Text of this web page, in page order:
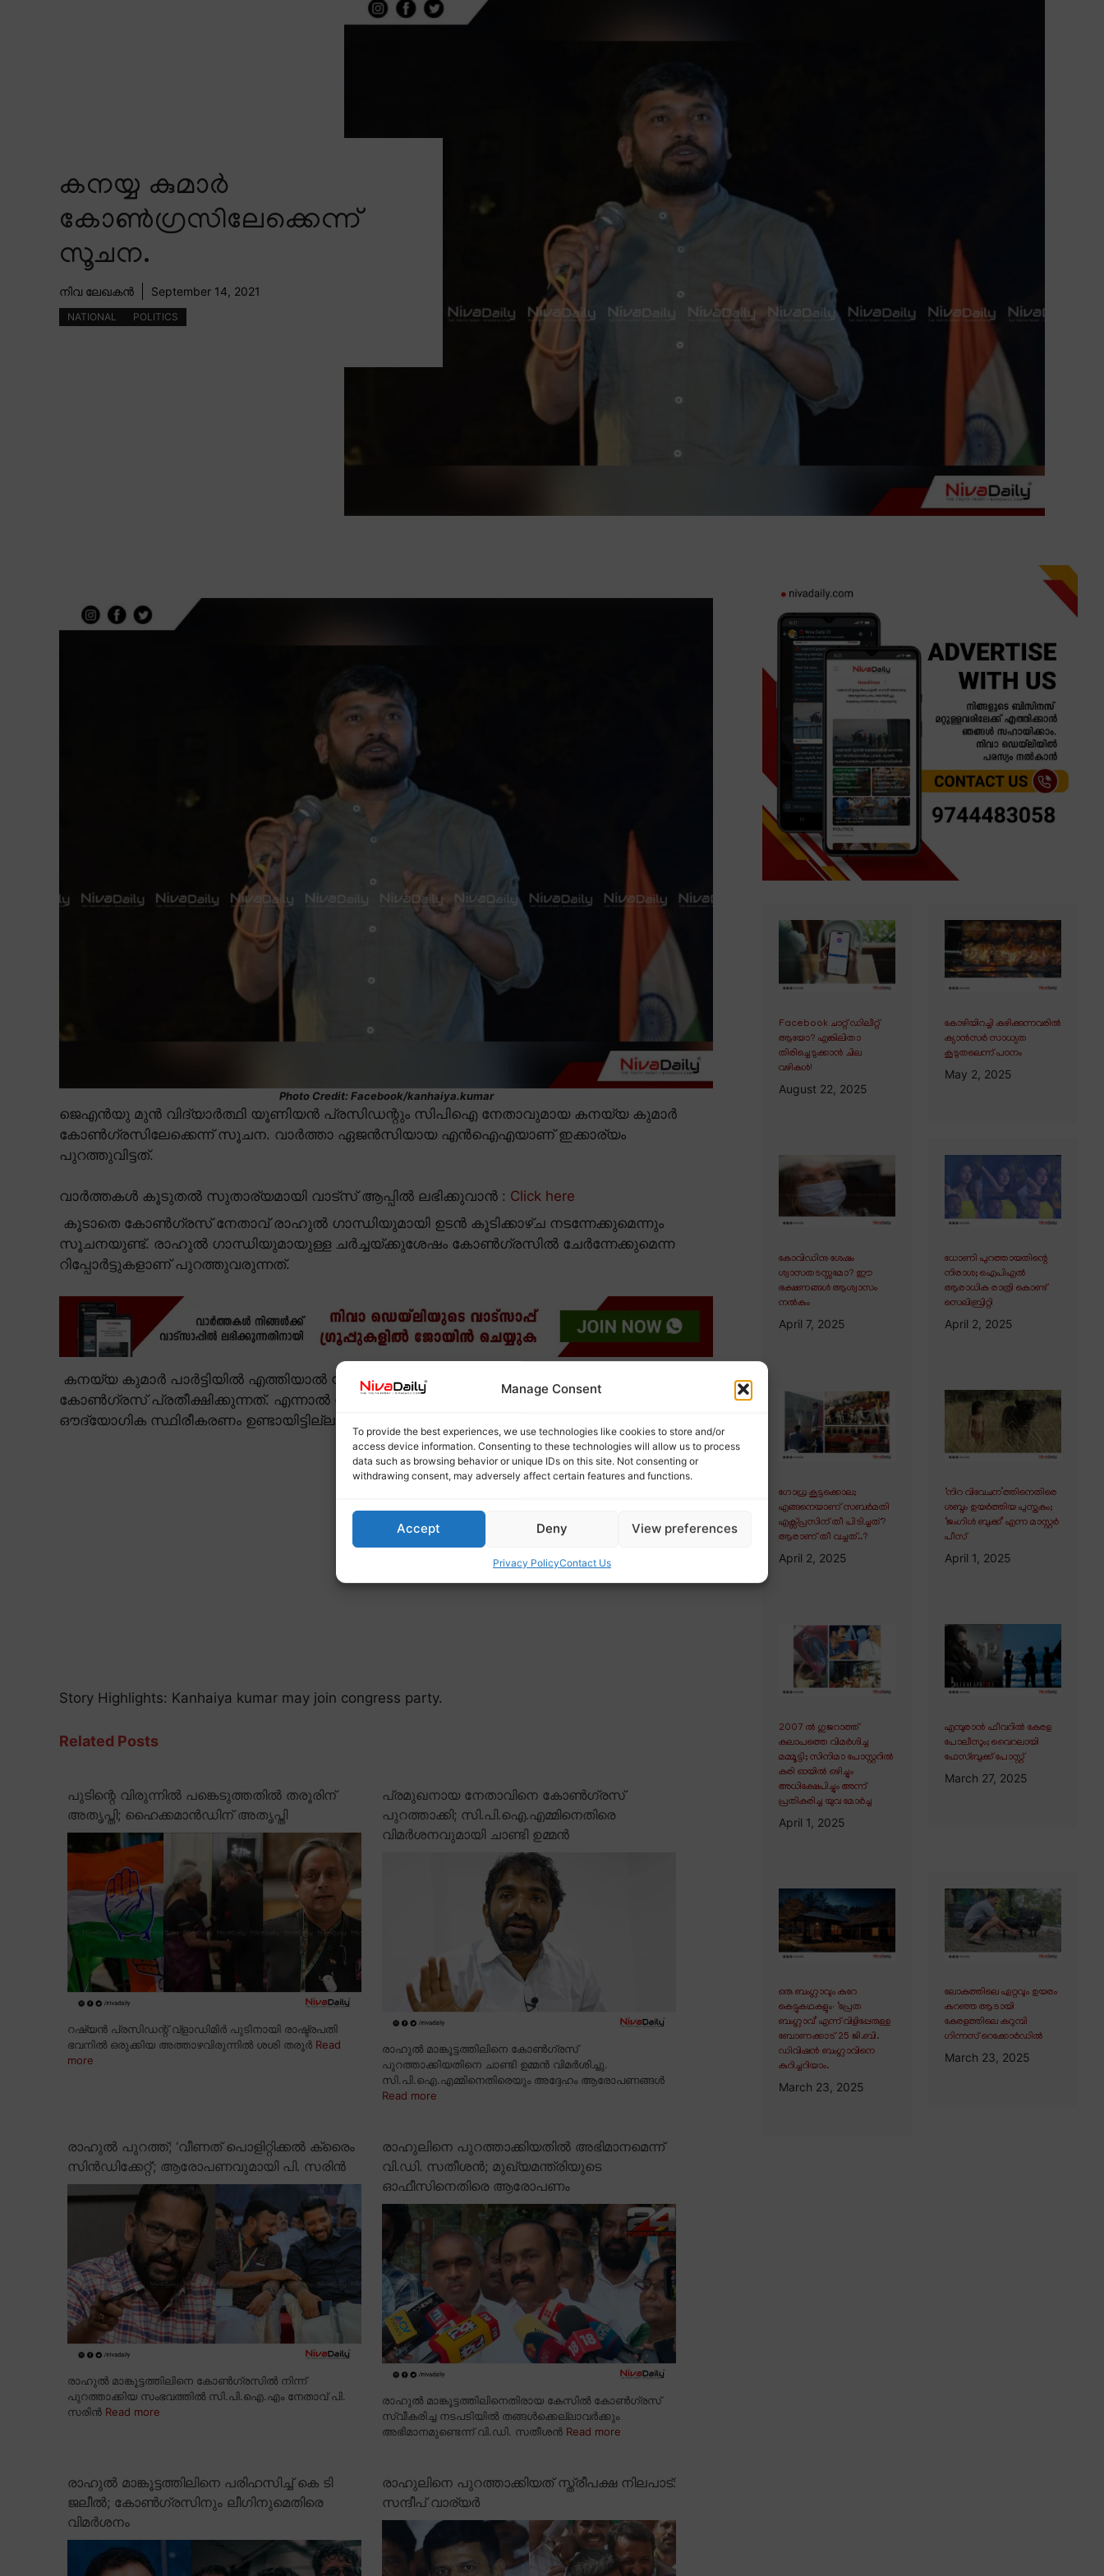
Manage Consent
To provide the best experiences, we use technologies like cookies to store and/or
access device information. Consenting to these technologies will allow us to process
data such as browsing behavior or unique IDs on this site. Not consenting or
withdrawing consent, may adversely affect certain features and functions.
Accept Deny View preferences
Privacy PolicyContact Us
കനയ്യ കുമാർ
കോൺഗ്രസിലേക്കെന്ന്
സൂചന.
നിവ ലേഖകൻ September 14, 2021
NATIONAL POLITICS
Photo Credit: Facebook/kanhaiya.kumar
ജെഎൻയു മുൻ വിദ്യാർത്ഥി യൂണിയൻ പ്രസിഡന്റും സിപിഐ നേതാവുമായ കനയ്യ കുമാർ
കോൺഗ്രസിലേക്കെന്ന് സൂചന. വാർത്താ ഏജൻസിയായ എൻഐഎയാണ് ഇക്കാര്യം
പുറത്തുവിട്ടത്.
വാർത്തകൾ കൂടുതൽ സുതാര്യമായി വാട്സ് ആപ്പിൽ ലഭിക്കുവാൻ : Click here
കൂടാതെ കോൺഗ്രസ് നേതാവ് രാഹുൽ ഗാന്ധിയുമായി ഉടൻ കൂടിക്കാഴ്ച നടന്നേക്കുമെന്നും
സൂചനയുണ്ട്. രാഹുൽ ഗാന്ധിയുമായുള്ള ചർച്ചയ്ക്കുശേഷം കോൺഗ്രസിൽ ചേർന്നേക്കുമെന്ന
റിപ്പോർട്ടുകളാണ് പുറത്തുവരുന്നത്.
കനയ്യ കുമാർ പാർട്ടിയിൽ എത്തിയാൽ യുവാക്കൾക്കിടയിൽ തരംഗം സൃഷ്ടിക്കാൻ ആകുമെന്നാണ്
കോൺഗ്രസ് പ്രതീക്ഷിക്കുന്നത്. എന്നാൽ കോൺഗ്രസിൽ കനയ്യകുമാർ എത്തുമെന്നതിന്
ഔദ്യോഗിക സ്ഥിരീകരണം ഉണ്ടായിട്ടില്ല.
Story Highlights: Kanhaiya kumar may join congress party.
Related Posts
പുടിന്റെ വിരുന്നിൽ പങ്കെടുത്തതിൽ തരൂരിന്
അതൃപ്തി; ഹൈക്കമാൻഡിന് അതൃപ്തി
റഷ്യൻ പ്രസിഡന്റ് വ്ളാഡിമിർ പുടിനായി രാഷ്ട്രപതി
ഭവനിൽ ഒരുക്കിയ അത്താഴവിരുന്നിൽ ശശി തരൂർ Read
more
പ്രമുഖനായ നേതാവിനെ കോൺഗ്രസ്
പുറത്താക്കി; സി.പി.ഐ.എമ്മിനെതിരെ
വിമർശനവുമായി ചാണ്ടി ഉമ്മൻ
രാഹുൽ മാങ്കൂട്ടത്തിലിനെ കോൺഗ്രസ്
പുറത്താക്കിയതിനെ ചാണ്ടി ഉമ്മൻ വിമർശിച്ചു.
സി.പി.ഐ.എമ്മിനെതിരെയും അദ്ദേഹം ആരോപണങ്ങൾ
Read more
രാഹുൽ പുറത്ത്; ‘വീണത് പൊളിറ്റിക്കൽ ക്രൈം
സിൻഡിക്കേറ്റ്’; ആരോപണവുമായി പി. സരിൻ
രാഹുൽ മാങ്കൂട്ടത്തിലിനെ കോൺഗ്രസിൽ നിന്ന്
പുറത്താക്കിയ സംഭവത്തിൽ സി.പി.ഐ.എം നേതാവ് പി.
സരിൻ Read more
രാഹുലിനെ പുറത്താക്കിയതിൽ അഭിമാനമെന്ന്
വി.ഡി. സതീശൻ; മുഖ്യമന്ത്രിയുടെ
ഓഫീസിനെതിരെ ആരോപണം
രാഹുൽ മാങ്കൂട്ടത്തിലിനെതിരായ കേസിൽ കോൺഗ്രസ്
സ്വീകരിച്ച നടപടിയിൽ തങ്ങൾക്കെല്ലാവർക്കും
അഭിമാനമുണ്ടെന്ന് വി.ഡി. സതീശൻ Read more
രാഹുൽ മാങ്കൂട്ടത്തിലിനെ പരിഹസിച്ച് കെ ടി
ജലീൽ; കോൺഗ്രസിനും ലീഗിനുമെതിരെ
വിമർശനം
രാഹുലിനെ പുറത്താക്കിയത് സ്ത്രീപക്ഷ നിലപാട്:
സന്ദീപ് വാര്യർ
Facebook ചാറ്റ് ഡിലീറ്റ്
ആയോ? എങ്കിലിതാ
തിരിച്ചെടുക്കാൻ ചില
വഴികൾ!
August 22, 2025
കോഴിയിറച്ചി കഴിക്കുന്നവരിൽ
ക്യാൻസർ സാധ്യത
കൂടുതലെന്ന് പഠനം
May 2, 2025
കോവിഡിനു ശേഷം
ശ്വാസതടസ്സമോ? ഈ
ഭക്ഷണങ്ങൾ ആശ്വാസം
നൽകും
April 7, 2025
ധോണി പുറത്തായതിന്റെ
നിരാശ; ഐപിഎൽ
ആരാധിക രാത്രി കൊണ്ട്
സെലിബ്രിറ്റി
April 2, 2025
ഗോധ്ര കൂട്ടക്കൊല;
എങ്ങനെയാണ് സബർമതി
എക്സ്പ്രസിന് തീ പിടിച്ചത്?
ആരാണ് തീ വച്ചത്..?
April 2, 2025
‘നിറ വിവേചന’ത്തിനെതിരെ
ശബ്ദം ഉയർത്തിയ പുസ്തകം;
‘ജംഗിൾ ബുക്ക്’ എന്ന മാസ്റ്റർ
പീസ്
April 1, 2025
2007 ൽ ഗുജറാത്ത്
കലാപത്തെ വിമർശിച്ച
മമ്മൂട്ടി; സിനിമാ പോസ്റ്ററിൽ
കരി ഓയിൽ ഒഴിച്ചും
അധിക്ഷേപിച്ചും അന്ന്
പ്രതികരിച്ച യുവ മോർച്ച
April 1, 2025
എമ്പുരാൻ ഫീവറിൽ കേരള
പോലീസും; വൈറലായി
ഫേസ്ബുക്ക് പോസ്റ്റ്
March 27, 2025
ഒരു ബംഗ്ലാവും കുറേ
കെട്ടുകഥകളും∙ ‘പ്രേത
ബംഗ്ലാവ്’ എന്ന് വിളിപ്പേരുള്ള
ബോണക്കാട് 25 ജി.ബി.
ഡിവിഷൻ ബംഗ്ലാവിനെ
കുറിച്ചറിയാം.
March 23, 2025
ലോകത്തിലെ ഏറ്റവും ഉയരം
കുറഞ്ഞ ആടായി
കേരളത്തിലെ കറുമ്പി
ഗിന്നസ് റെക്കോർഡിൽ
March 23, 2025